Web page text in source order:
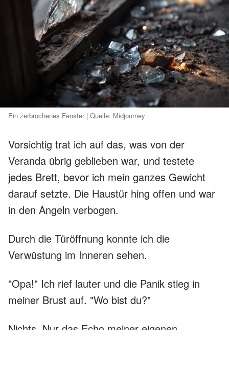
Ein zerbrochenes Fenster | Quelle: Midjourney
Vorsichtig trat ich auf das, was von der
Veranda übrig geblieben war, und testete
jedes Brett, bevor ich mein ganzes Gewicht
darauf setzte. Die Haustür hing offen und war
in den Angeln verbogen.
Durch die Türöffnung konnte ich die
Verwüstung im Inneren sehen.
"Opa!" Ich rief lauter und die Panik stieg in
meiner Brust auf. "Wo bist du?"
Nichts. Nur das Echo meiner eigenen